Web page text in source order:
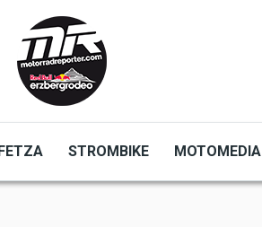
STROMBIKE MOTOMEDIA